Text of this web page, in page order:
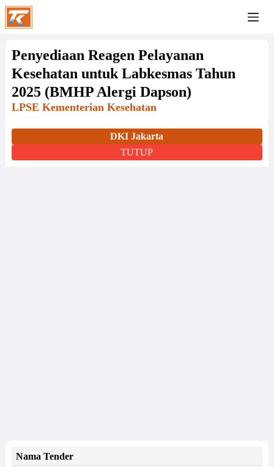
Penyediaan Reagen Pelayanan
Kesehatan untuk Labkesmas Tahun
2025 (BMHP Alergi Dapson)
LPSE Kementerian Kesehatan
DKI Jakarta
TUTUP
Nama Tender